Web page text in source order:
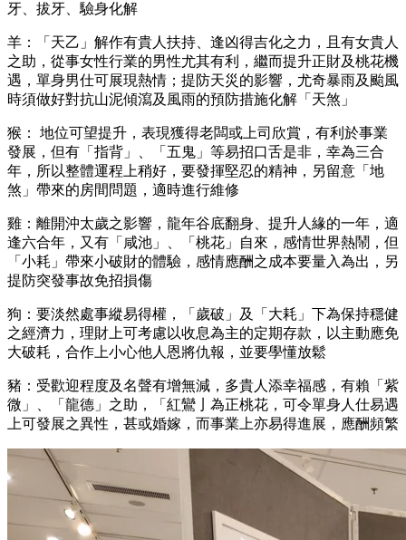
牙、拔牙、驗身化解
羊：「天乙」解作有貴人扶持、逢凶得吉化之力，且有女貴人
之助，從事女性行業的男性尤其有利，繼而提升正財及桃花機
遇，單身男仕可展現熱情；提防天災的影響，尤奇暴雨及颱風
時須做好對抗山泥傾瀉及風雨的預防措施化解「天煞」
猴： 地位可望提升，表現獲得老闆或上司欣賞，有利於事業
發展，但有「指背」、「五鬼」等易招口舌是非，幸為三合
年，所以整體運程上稍好，要發揮堅忍的精神，另留意「地
煞」帶來的房間問題，適時進行維修
雞：離開沖太歲之影響，龍年谷底翻身、提升人緣的一年，適
逢六合年，又有「咸池」、「桃花」自來，感情世界熱鬧，但
「小耗」帶來小破財的體驗，感情應酬之成本要量入為出，另
提防突發事故免招損傷
狗：要淡然處事縱易得權，「歲破」及「大耗」下為保持穩健
之經濟力，理財上可考慮以收息為主的定期存款，以主動應免
大破耗，合作上小心他人恩將仇報，並要學懂放鬆
豬：受歡迎程度及名聲有增無減，多貴人添幸福感，有賴「紫
微」、「龍德」之助，「紅鸞亅為正桃花，可令單身人仕易遇
上可發展之異性，甚或婚嫁，而事業上亦易得進展，應酬頻繁